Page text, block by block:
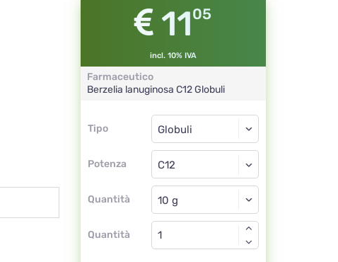
1105
incl. 10% IVA
Farmaceutico
Berzelia lanuginosa C12 Globuli
Tipo
Tipo
Potenza
Globuli
C12
Quantità
Globuli
Quantità